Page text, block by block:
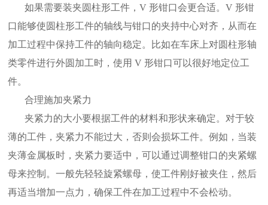
如果需要装夹圆柱形工件，V 形钳口会更合适。V 形钳
口能够使圆柱形工件的轴线与钳口的夹持中心对齐，从而在
加工过程中保持工件的轴向稳定。比如在车床上对圆柱形轴
类零件进行外圆加工时，使用 V 形钳口可以很好地定位工
件。
合理施加夹紧力
夹紧力的大小要根据工件的材料和形状来确定。对于较
薄的工件，夹紧力不能过大，否则会损坏工件。例如，当装
夹薄金属板时，夹紧力要适中，可以通过调整钳口的夹紧螺
母来控制。一般先轻轻旋紧螺母，使工件刚好被夹住，然后
再适当增加一点力，确保工件在加工过程中不会松动。